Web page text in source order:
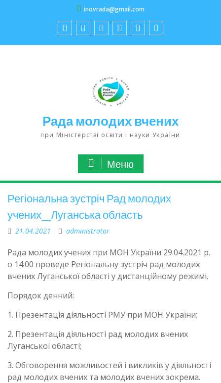
inovrada@gmail.com
Рада молодих вчених
при Міністерстві освіти і науки України
Меню
Регіональна зустріч Рад молодих
учених_Луганська область
21.04.2021 administrator
Рада молодих учених при МОН України 29.04.2021 р.
о 14:00 проведе Регіональну зустріч рад молодих
вчених Луганської області у дистанційному режимі.
Порядок денний:
1. Презентація діяльності РМУ при МОН України;
2. Презентація діяльності рад молодих вчених
Луганської області;
3. Обговорення можливостей і викликів у діяльності
рад молодих вчених та молодих вчених зокрема.